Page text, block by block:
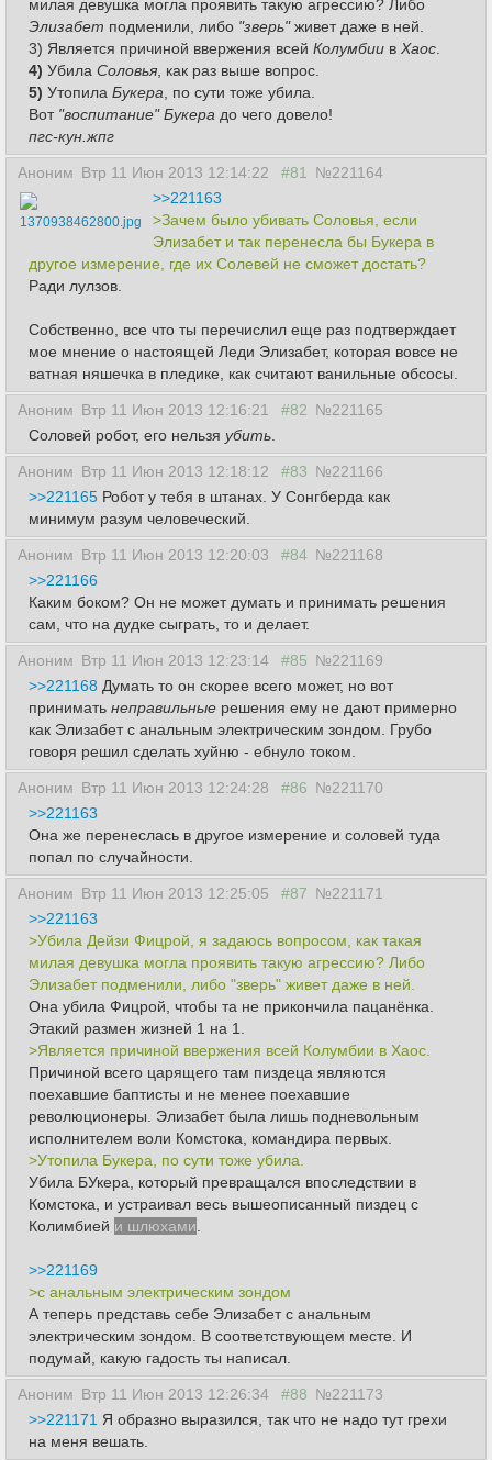
милая девушка могла проявить такую агрессию? Либо
Элизабет подменили, либо "зверь"живет даже в ней.
3) Является причиной ввержения всей Колумбии в Хаос
4) Убила Соловья , как раз выше вопрос.
5) Утопила Букера , по сути тоже убила.
Вот "воспитание" Букера до чего довело!
пгс-кун.жпг
Аноним Втр 11 Июн 2013 12:14:22 #81 №221164
1370938462800.jpg
>>221163
>Зачем было убивать Соловья, если
Элизабет и так перенесла бы Букера в
другое измерение, где их Солевей не сможет достать?
Ради лулзов.
Собственно, все что ты перечислил еще раз подтверждает
мое мнение о настоящей Леди Элизабет, которая вовсе не
ватная няшечка в пледике, как считают ванильные обсосы.
Аноним Втр 11 Июн 2013 12:16:21 #82 №221165
Соловей робот, его нельзя убить
Аноним Втр 11 Июн 2013 12:18:12 #83 №221166
>>221165 Робот у тебя в штанах. У Сонгберда как
минимум разум человеческий.
Аноним Втр 11 Июн 2013 12:20:03 #84 №221168
>>221166
Каким боком? Он не может думать и принимать решения
сам, что на дудке сыграть, то и делает.
Аноним Втр 11 Июн 2013 12:23:14 #85 №221169
>>221168 Думать то он скорее всего может, но вот
принимать неправильные решения ему не дают примерно
как Элизабет с анальным электрическим зондом. Грубо
говоря решил сделать хуйню - ебнуло током.
Аноним Втр 11 Июн 2013 12:24:28 #86 №221170
>>221163
Она же перенеслась в другое измерение и соловей туда
попал по случайности.
Аноним Втр 11 Июн 2013 12:25:05 #87 №221171
>>221163
>Убила Дейзи Фицрой, я задаюсь вопросом, как такая
милая девушка могла проявить такую агрессию? Либо
Элизабет подменили, либо "зверь" живет даже в ней.
Она убила Фицрой, чтобы та не прикончила пацанёнка.
Этакий размен жизней 1 на 1.
>Является причиной ввержения всей Колумбии в Хаос.
Причиной всего царящего там пиздеца являются
поехавшие баптисты и не менее поехавшие
революционеры. Элизабет была лишь подневольным
исполнителем воли Комстока, командира первых.
>Утопила Букера, по сути тоже убила.
Убила БУкера, который превращался впоследствии в
Комстока, и устраивал весь вышеописанный пиздец с
Колимбией и шлюхами
>>221169
>с анальным электрическим зондом
А теперь представь себе Элизабет с анальным
электрическим зондом. В соответствующем месте. И
подумай, какую гадость ты написал.
Аноним Втр 11 Июн 2013 12:26:34 #88 №221173
>>221171 Я образно выразился, так что не надо тут грехи
на меня вешать.